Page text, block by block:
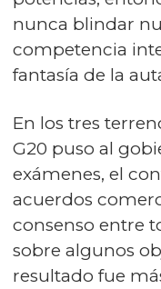
nunca blindar
competencia
fantasía de la
En los tres
G20 puso al
exámenes, el
acuerdos
consenso entre
sobre algunos
resultado fue